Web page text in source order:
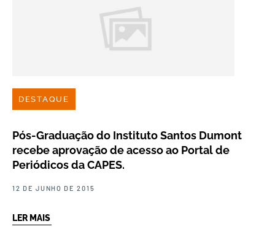
DESTAQUE
Pós-Graduação do Instituto Santos Dumont
recebe aprovação de acesso ao Portal de
Periódicos da CAPES.
12 DE JUNHO DE 2015
LER MAIS